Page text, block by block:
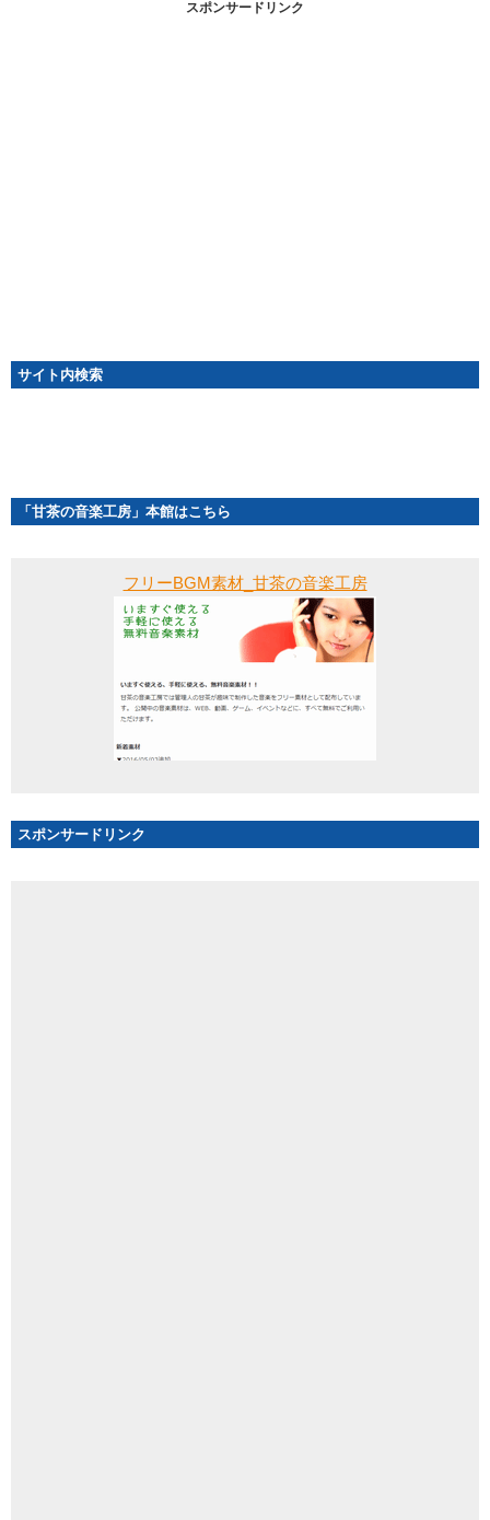
スポンサードリンク
サイト内検索
「甘茶の音楽工房」本館はこちら
フリーBGM素材_甘茶の音楽工房
スポンサードリンク